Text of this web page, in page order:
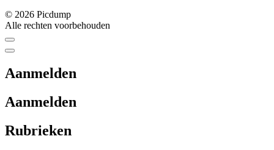
© 2026 Picdump
Alle rechten voorbehouden
Aanmelden
Aanmelden
Rubrieken